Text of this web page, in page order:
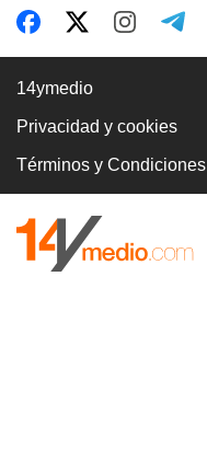
14ymedio
Privacidad y cookies
Términos y Condiciones